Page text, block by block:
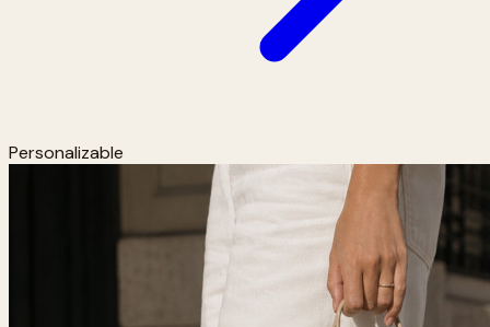
Personalizable